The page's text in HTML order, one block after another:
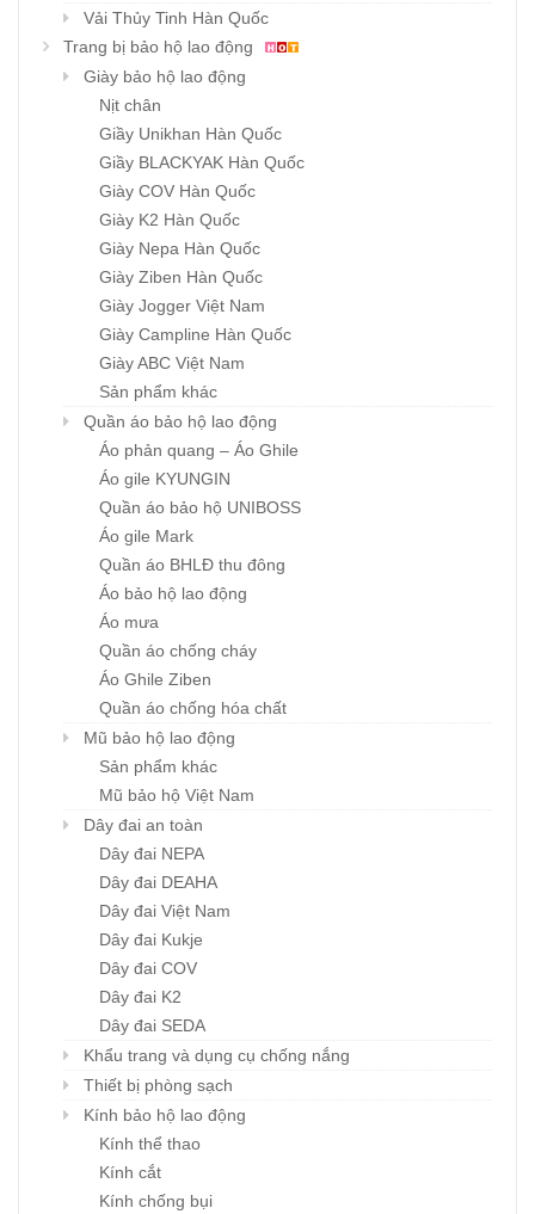
Vải Thủy Tinh Hàn Quốc
Trang bị bảo hộ lao động
Giày bảo hộ lao động
Nịt chân
Giầy Unikhan Hàn Quốc
Giầy BLACKYAK Hàn Quốc
Giày COV Hàn Quốc
Giày K2 Hàn Quốc
Giày Nepa Hàn Quốc
Giày Ziben Hàn Quốc
Giày Jogger Việt Nam
Giày Campline Hàn Quốc
Giày ABC Việt Nam
Sản phẩm khác
Quần áo bảo hộ lao động
Áo phản quang – Áo Ghile
Áo gile KYUNGIN
Quần áo bảo hộ UNIBOSS
Áo gile Mark
Quần áo BHLĐ thu đông
Áo bảo hộ lao động
Áo mưa
Quần áo chống cháy
Áo Ghile Ziben
Quần áo chống hóa chất
Mũ bảo hộ lao động
Sản phẩm khác
Mũ bảo hộ Việt Nam
Dây đai an toàn
Dây đai NEPA
Dây đai DEAHA
Dây đai Việt Nam
Dây đai Kukje
Dây đai COV
Dây đai K2
Dây đai SEDA
Khẩu trang và dụng cụ chống nắng
Thiết bị phòng sạch
Kính bảo hộ lao động
Kính thể thao
Kính cắt
Kính chống bụi